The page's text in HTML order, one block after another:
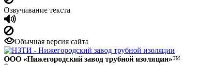
Озвучивание текста
Обычная версия сайта
ООО «Нижегородский завод трубной изоляции»™